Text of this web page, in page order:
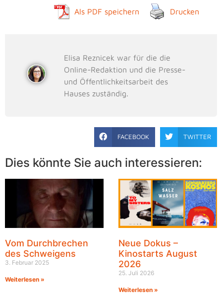
Als PDF speichern Drucken
Elisa Reznicek war für die die
Online-Redaktion und die Presse-
und Öffentlichkeitsarbeit des
Hauses zuständig.
FACEBOOK TWITTER
Dies könnte Sie auch interessieren:
Vom Durchbrechen
des Schweigens
3. Februar 2025
Weiterlesen »
Neue Dokus –
Kinostarts August
2026
25. Juli 2026
Weiterlesen »